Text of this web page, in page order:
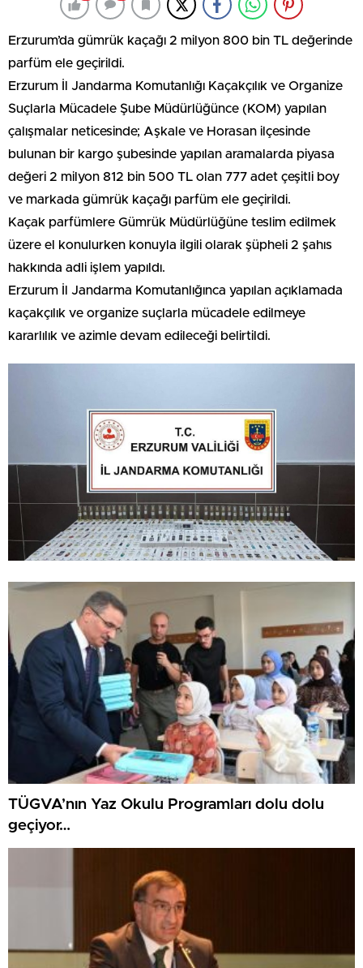
Erzurum’da gümrük kaçağı 2 milyon 800 bin TL değerinde
parfüm ele geçirildi.
Erzurum İl Jandarma Komutanlığı Kaçakçılık ve Organize
Suçlarla Mücadele Şube Müdürlüğünce (KOM) yapılan
çalışmalar neticesinde; Aşkale ve Horasan ilçesinde
bulunan bir kargo şubesinde yapılan aramalarda piyasa
değeri 2 milyon 812 bin 500 TL olan 777 adet çeşitli boy
ve markada gümrük kaçağı parfüm ele geçirildi.
Kaçak parfümlere Gümrük Müdürlüğüne teslim edilmek
üzere el konulurken konuyla ilgili olarak şüpheli 2 şahıs
hakkında adli işlem yapıldı.
Erzurum İl Jandarma Komutanlığınca yapılan açıklamada
kaçakçılık ve organize suçlarla mücadele edilmeye
kararlılık ve azimle devam edileceği belirtildi.
TÜGVA’nın Yaz Okulu Programları dolu dolu
geçiyor…